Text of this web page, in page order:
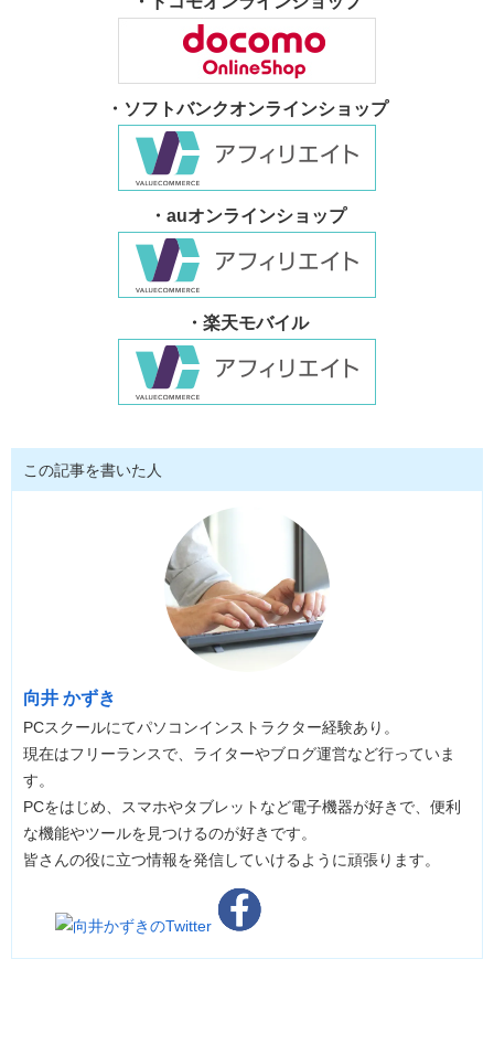
・ソフトバンクオンラインショップ
・auオンラインショップ
・楽天モバイル
この記事を書いた人
向井 かずき
PCスクールにてパソコンインストラクター経験あり。
現在はフリーランスで、ライターやブログ運営など行っていま
す。
PCをはじめ、スマホやタブレットなど電子機器が好きで、便利
な機能やツールを見つけるのが好きです。
皆さんの役に立つ情報を発信していけるように頑張ります。